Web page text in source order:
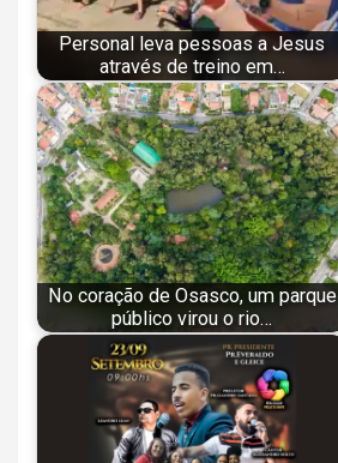
Personal leva pessoas a Jesus
através de treino em…
No coração de Osasco, um parque
público virou o rio…